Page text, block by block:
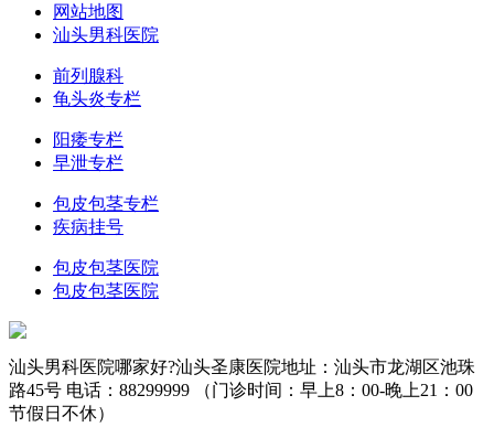
网站地图
汕头男科医院
前列腺科
龟头炎专栏
阳痿专栏
早泄专栏
包皮包茎专栏
疾病挂号
包皮包茎医院
包皮包茎医院
汕头男科医院哪家好?汕头圣康医院地址：汕头市龙湖区池珠
路45号 电话：88299999 （门诊时间：早上8：00-晚上21：00
节假日不休）